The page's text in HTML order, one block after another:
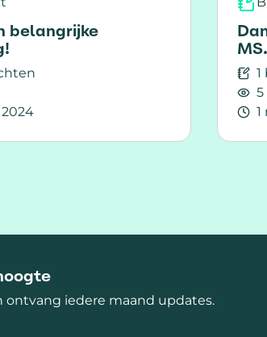
belangrijke
Bijna live en belangrijke mededeling!
1
ontvang iedere maand updates.